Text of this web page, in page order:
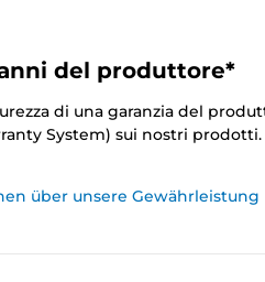
del produttore*
di una garanzia del
System) sui nostri prodotti.
über unsere Gewährleistung